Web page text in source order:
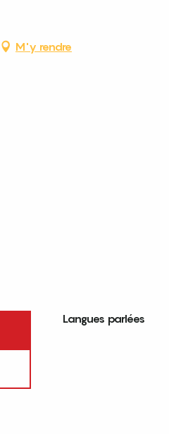
M'y rendre
Langues parlées
Langues parlées